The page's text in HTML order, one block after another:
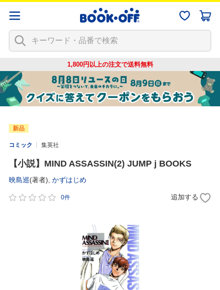
1,800円以上の注文で送料無料
新品
コミック 集英社
【小説】MIND ASSASSIN(2) JUMP j BOOKS
映島巡(著者), かずはじめ
0件 追加する